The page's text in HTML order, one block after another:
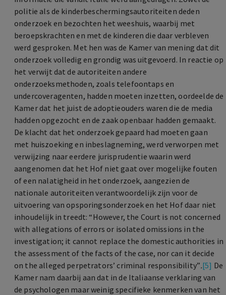
politie als de kinderbeschermingsautoriteiten deden
onderzoek en bezochten het weeshuis, waarbij met
beroepskrachten en met de kinderen die daar verbleven
werd gesproken. Met hen was de Kamer van mening dat dit
onderzoek volledig en grondig was uitgevoerd. In reactie op
het verwijt dat de autoriteiten andere
onderzoeksmethoden, zoals telefoontaps en
undercoveragenten, hadden moeten inzetten, oordeelde de
Kamer dat het juist de adoptieouders waren die de media
hadden opgezocht en de zaak openbaar hadden gemaakt.
De klacht dat het onderzoek gepaard had moeten gaan
met huiszoeking en inbeslagneming, werd verworpen met
verwijzing naar eerdere jurisprudentie waarin werd
aangenomen dat het Hof niet gaat over mogelijke fouten
of een nalatigheid in het onderzoek, aangezien de
nationale autoriteiten verantwoordelijk zijn voor de
uitvoering van opsporingsonderzoek en het Hof daar niet
inhoudelijk in treedt: “However, the Court is not concerned
with allegations of errors or isolated omissions in the
investigation; it cannot replace the domestic authorities in
the assessment of the facts of the case, nor can it decide
on the alleged perpetrators’ criminal responsibility”.[5] De
Kamer nam daarbij aan dat in de Italiaanse verklaring van
de psychologen maar weinig specifieke kenmerken van het